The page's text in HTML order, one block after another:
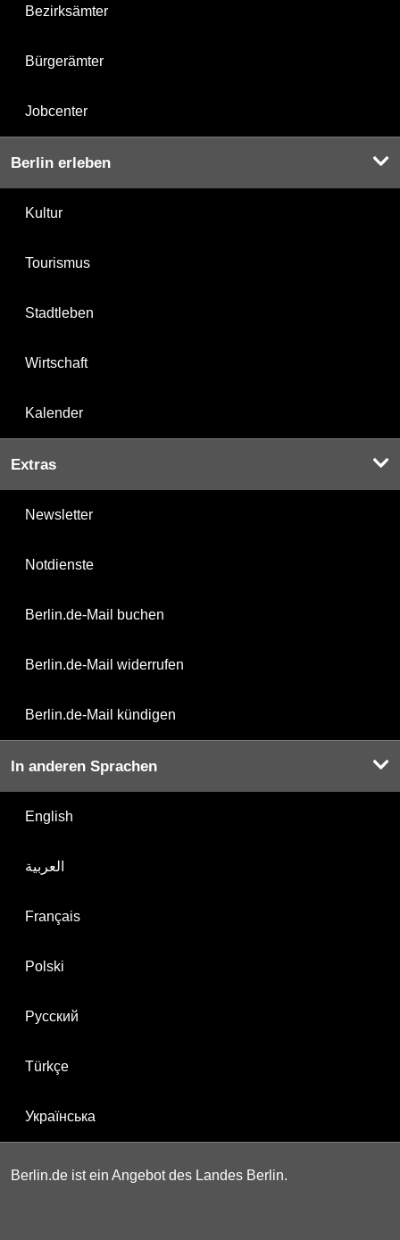
Bezirksämter
Bürgerämter
Jobcenter
Berlin erleben
Kultur
Tourismus
Stadtleben
Wirtschaft
Kalender
Extras
Newsletter
Notdienste
Berlin.de-Mail buchen
Berlin.de-Mail widerrufen
Berlin.de-Mail kündigen
In anderen Sprachen
English
العربية
Français
Polski
Русский
Türkçe
Українська
Berlin.de ist ein Angebot des Landes Berlin.